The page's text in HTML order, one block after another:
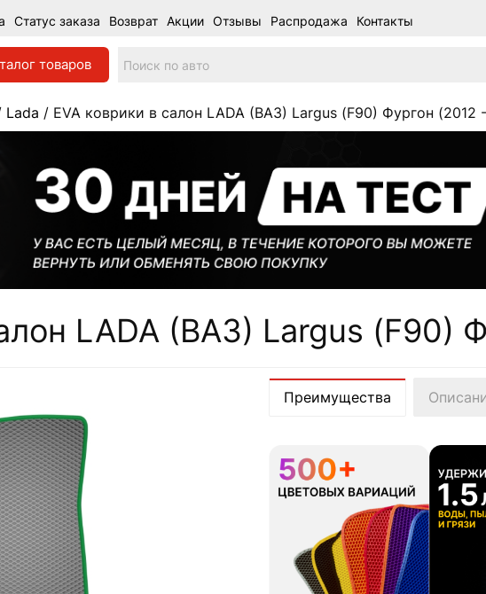
Статус заказа Возврат Акции Отзывы Распродажа Контакты
товаров
Lada / EVA коврики в салон LADA (ВАЗ) Largus (F90) Фургон (2012
LADA (ВАЗ) Largus (F90)
Преимущества